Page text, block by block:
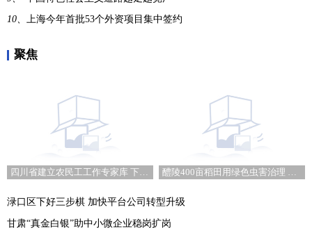
10、 上海今年首批53个外资项目集中签约
聚焦
四川省建立农民工工作专家库 下设三个子专家库 醴陵400亩稻田用绿色虫害治理 农药减量成本降低
渌口区下好三步棋 加快平台公司转型升级
甘肃“真金白银”助中小微企业稳岗扩岗